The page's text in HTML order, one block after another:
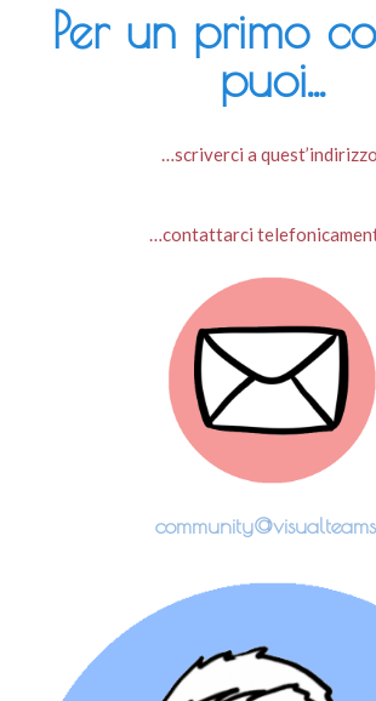
Per un primo
puoi...
…scriverci a
…contattarci